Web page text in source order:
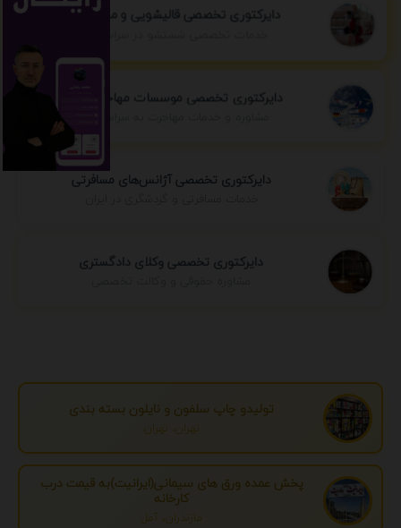
دایرکتوری تخصصی قالیشویی و مبل شویی
دایرکتوری تخصصی موسسات مهاجرتی ایران
مشاوره و خدمات مهاجرت به سراسر جهان
دایرکتوری تخصصی آژانس‌های مسافرتی
دایرکتوری تخصصی وکلای دادگستری
تولیدو چاپ سلفون و نایلون بسته بندی
تهران، تهران
پخش عمده ورق های سیمانی(ایرانیت)به قیمت درب
کارخانه
مازندران، آمل